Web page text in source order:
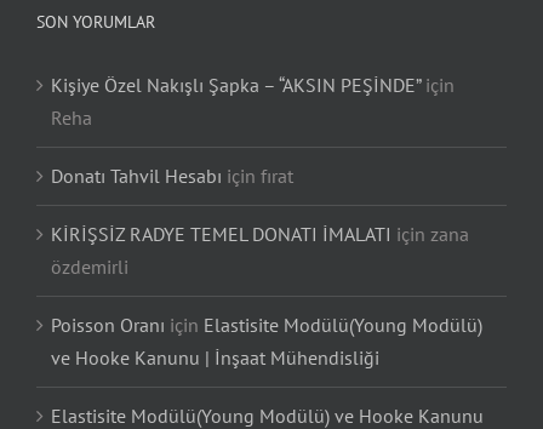
SON YORUMLAR
Kişiye Özel Nakışlı Şapka – “AKSIN PEŞİNDE”için
Reha
Donatı Tahvil Hesabı için fırat
KİRİŞSİZ RADYE TEMEL DONATI İMALATI için zana
özdemirli
Poisson Oranı için Elastisite Modülü(Young Modülü)
ve Hooke Kanunu | İnşaat Mühendisliği
Elastisite Modülü(Young Modülü) ve Hooke Kanunu